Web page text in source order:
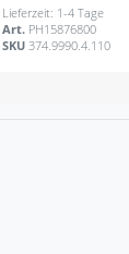
Lieferzeit: 1-4 Tage
Art. PH15876800
SKU374.9990.4.110